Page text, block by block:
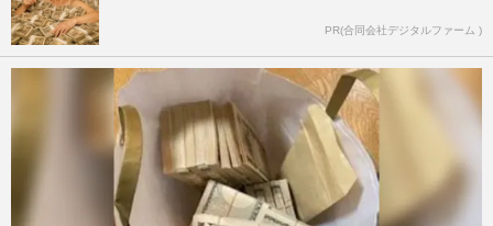
PR(合同会社デジタルファーム )